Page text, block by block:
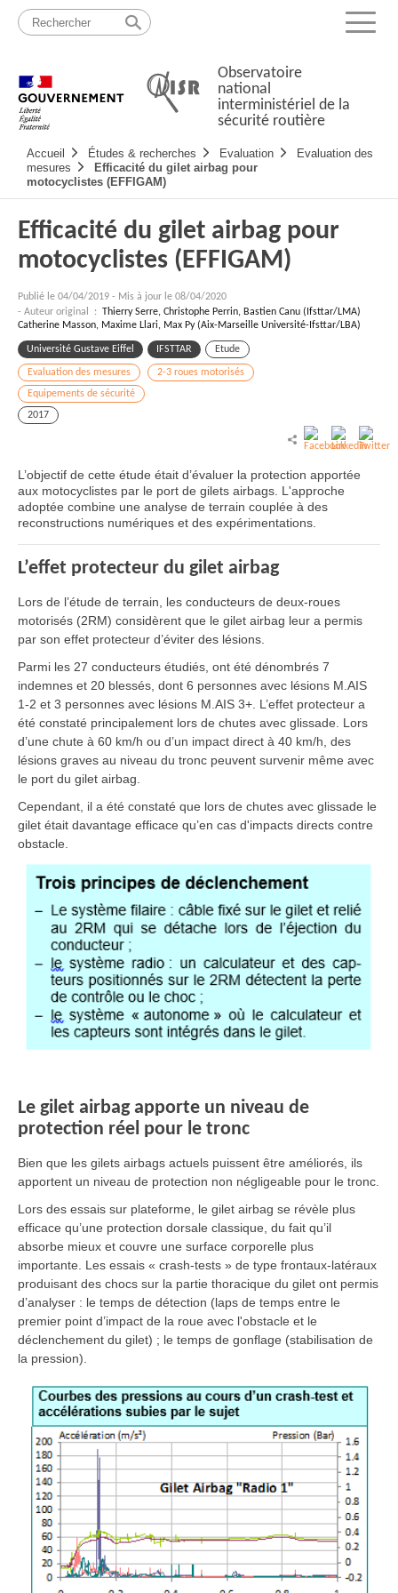
Passer
contenu
Menu
Observatoire
national
interministériel de la
sécurité routière
principale
Accueil Études & recherches Evaluation
Evaluation des
mesures
Efficacité du gilet airbag pour
motocyclistes (EFFIGAM)
Efficacité du gilet airbag pour
motocyclistes (EFFIGAM)
Publié le 04/04/2019 - Mis à jour le 08/04/2020
- Auteur original : Thierry Serre, Christophe Perrin, Bastien Canu (Ifsttar/LMA)
Catherine Masson, Maxime Llari, Max Py (Aix-Marseille Université-Ifsttar/LBA)
Université Gustave Eiffel IFSTTAR Etude
Evaluation des mesures
2-3 roues motorisés
Equipements de sécurité
2017
L’objectif de cette étude était d’évaluer la protection apportée
aux motocyclistes par le port de gilets airbags. L'approche
adoptée combine une analyse de terrain couplée à des
reconstructions numériques et des expérimentations.
L’effet protecteur du gilet airbag
Lors de l’étude de terrain, les conducteurs de deux-roues
motorisés (2RM) considèrent que le gilet airbag leur a permis
par son effet protecteur d’éviter des lésions.
Parmi les 27 conducteurs étudiés, ont été dénombrés 7
indemnes et 20 blessés, dont 6 personnes avec lésions M.AIS
1-2 et 3 personnes avec lésions M.AIS 3+. L’effet protecteur a
été constaté principalement lors de chutes avec glissade. Lors
d’une chute à 60 km/h ou d’un impact direct à 40 km/h, des
lésions graves au niveau du tronc peuvent survenir même avec
le port du gilet airbag.
Cependant, il a été constaté que lors de chutes avec glissade le
gilet était davantage efficace qu’en cas d'impacts directs contre
obstacle.
Le gilet airbag apporte un niveau de
protection réel pour le tronc
Bien que les gilets airbags actuels puissent être améliorés, ils
apportent un niveau de protection non négligeable pour le tronc.
Lors des essais sur plateforme, le gilet airbag se révèle plus
efficace qu’une protection dorsale classique, du fait qu’il
absorbe mieux et couvre une surface corporelle plus
importante. Les essais « crash-tests » de type frontaux-latéraux
produisant des chocs sur la partie thoracique du gilet ont permis
d’analyser : le temps de détection (laps de temps entre le
premier point d’impact de la roue avec l'obstacle et le
déclenchement du gilet) ; le temps de gonflage (stabilisation de
la pression).